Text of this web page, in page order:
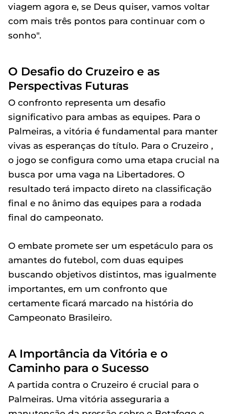
viagem agora e, se Deus quiser, vamos voltar
com mais três pontos para continuar com o
sonho".
O Desafio do Cruzeiro e as
Perspectivas Futuras
O confronto representa um desafio
significativo para ambas as equipes. Para o
Palmeiras, a vitória é fundamental para manter
vivas as esperanças do título. Para o Cruzeiro ,
o jogo se configura como uma etapa crucial na
busca por uma vaga na Libertadores. O
resultado terá impacto direto na classificação
final e no ânimo das equipes para a rodada
final do campeonato.
O embate promete ser um espetáculo para os
amantes do futebol, com duas equipes
buscando objetivos distintos, mas igualmente
importantes, em um confronto que
certamente ficará marcado na história do
Campeonato Brasileiro.
A Importância da Vitória e o
Caminho para o Sucesso
A partida contra o Cruzeiro é crucial para o
Palmeiras. Uma vitória asseguraria a